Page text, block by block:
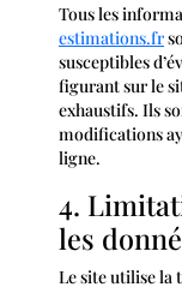
Tous les
estimations.fr
susceptibles
figurant sur le
exhaustifs. Ils
modifications
ligne.
4.
les
Le site utilise la